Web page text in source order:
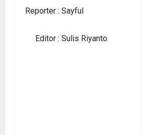
Reporter : Sayful
Editor : Sulis Riyanto